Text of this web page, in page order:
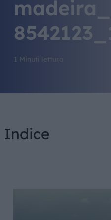
1 Minuti lettura
Indice